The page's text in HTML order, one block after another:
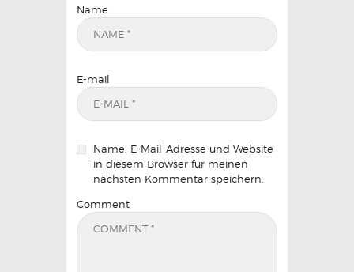
Name
E-mail
Name, E-Mail-Adresse und Website
in diesem Browser für meinen
nächsten Kommentar speichern.
Comment